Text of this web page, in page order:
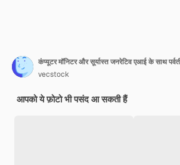
कंप्यूटर मॉनिटर और सूर्यास्त जनरेटिव एआई के साथ
vecstock
आपको ये फ़ोटो भी पसंद आ सकती हैं